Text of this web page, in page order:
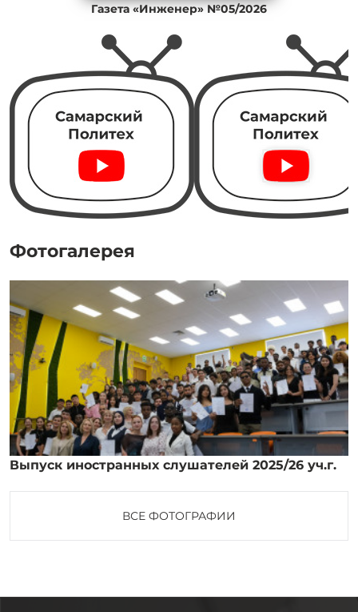
Газета «Инженер» №05/2026
Фотогалерея
Выпуск иностранных слушателей 2025/26 уч.г.
ВСЕ ФОТОГРАФИИ